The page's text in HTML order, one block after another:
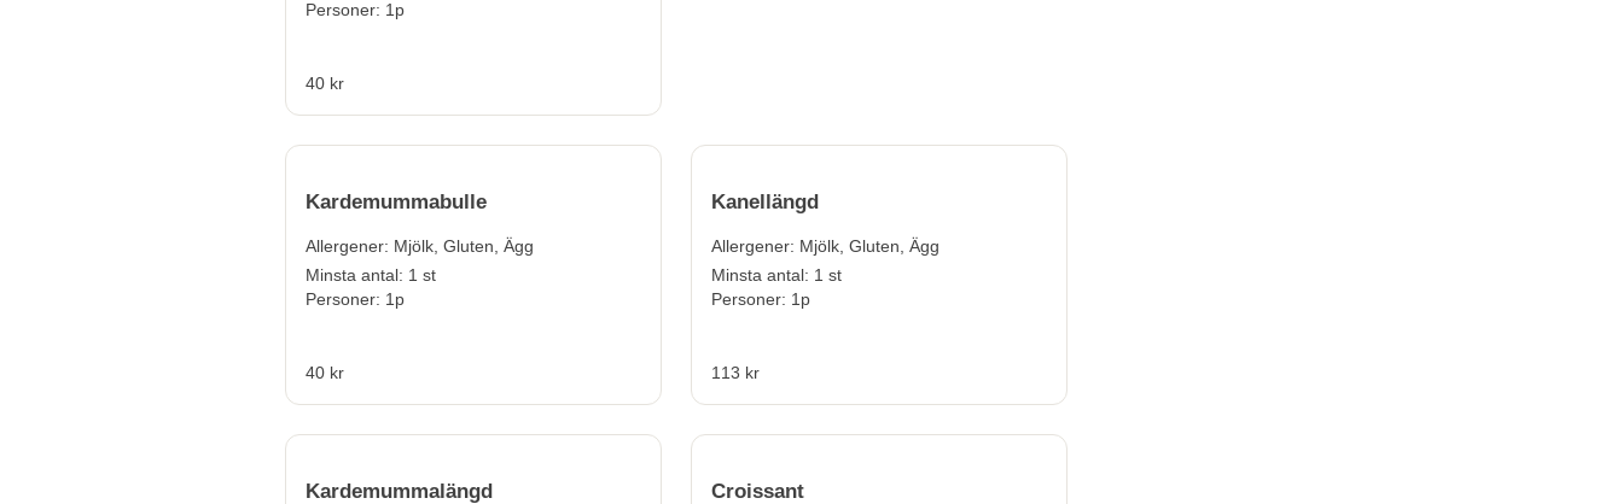
Personer: 1p
40 kr
Kardemummabulle
Allergener: Mjölk, Gluten, Ägg
Minsta antal: 1 st
Personer: 1p
40 kr
Kanellängd
Allergener: Mjölk, Gluten, Ägg
Minsta antal: 1 st
Personer: 1p
113 kr
Kardemummalängd Croissant